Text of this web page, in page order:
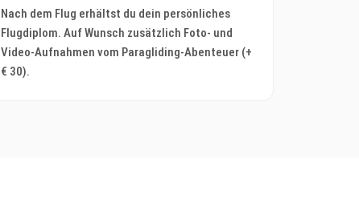
Nach dem Flug erhältst du dein persönliches
Flugdiplom. Auf Wunsch zusätzlich Foto- und
Video-Aufnahmen vom Paragliding-Abenteuer (+
€ 30).